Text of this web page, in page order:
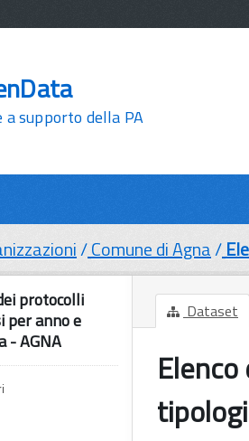
supporto della PA
Comune di Agna
Dataset
protocolli
per anno e
- AGNA